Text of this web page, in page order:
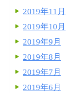
2019年11月
2019年10月
2019年9月
2019年8月
2019年7月
2019年6月